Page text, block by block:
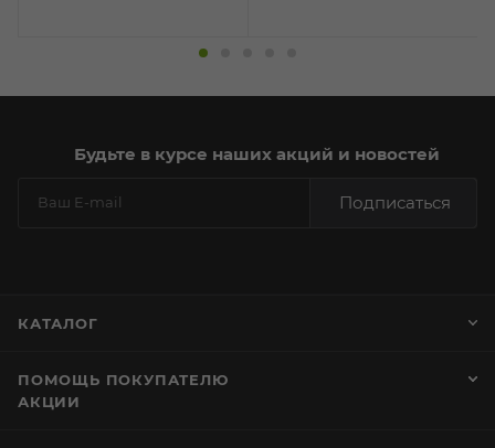
Будьте в курсе наших акций и новостей
Подписаться
КАТАЛОГ
ПОМОЩЬ ПОКУПАТЕЛЮ
АКЦИИ